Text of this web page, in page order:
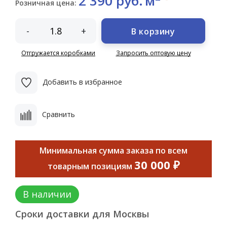
Розничная цена:
- +
Отгружается коробками
В корзину
Запросить оптовую цену
Добавить в избранное
Сравнить
Минимальная сумма заказа по всем
товарным позициям 30 000 ₽
В наличии
Сроки доставки для Москвы